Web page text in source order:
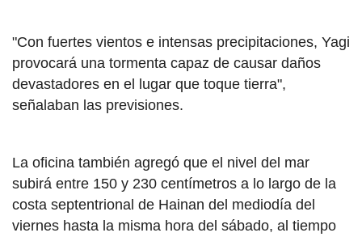
"Con fuertes vientos e intensas precipitaciones, Yagi
provocará una tormenta capaz de causar daños
devastadores en el lugar que toque tierra",
señalaban las previsiones.
La oficina también agregó que el nivel del mar
subirá entre 150 y 230 centímetros a lo largo de la
costa septentrional de Hainan del mediodía del
viernes hasta la misma hora del sábado, al tiempo